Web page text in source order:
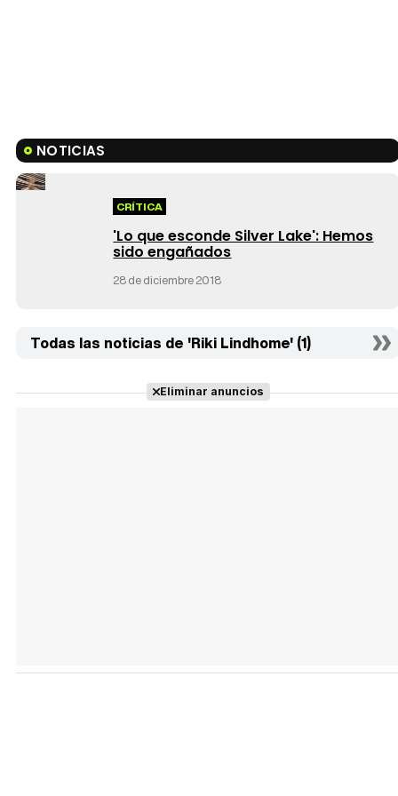
NOTICIAS
CRÍTICA
'Lo que esconde Silver Lake': Hemos
sido engañados
28 de diciembre 2018
Todas las noticias de 'Riki Lindhome' (1)
Eliminar anuncios